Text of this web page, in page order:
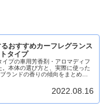
おすすめカーフレグランス
タイプ
イプの車用芳香剤・アロマディフ
。本体の選び方と、実際に使った
ランドの香りの傾向をまとめて
2022.08.16